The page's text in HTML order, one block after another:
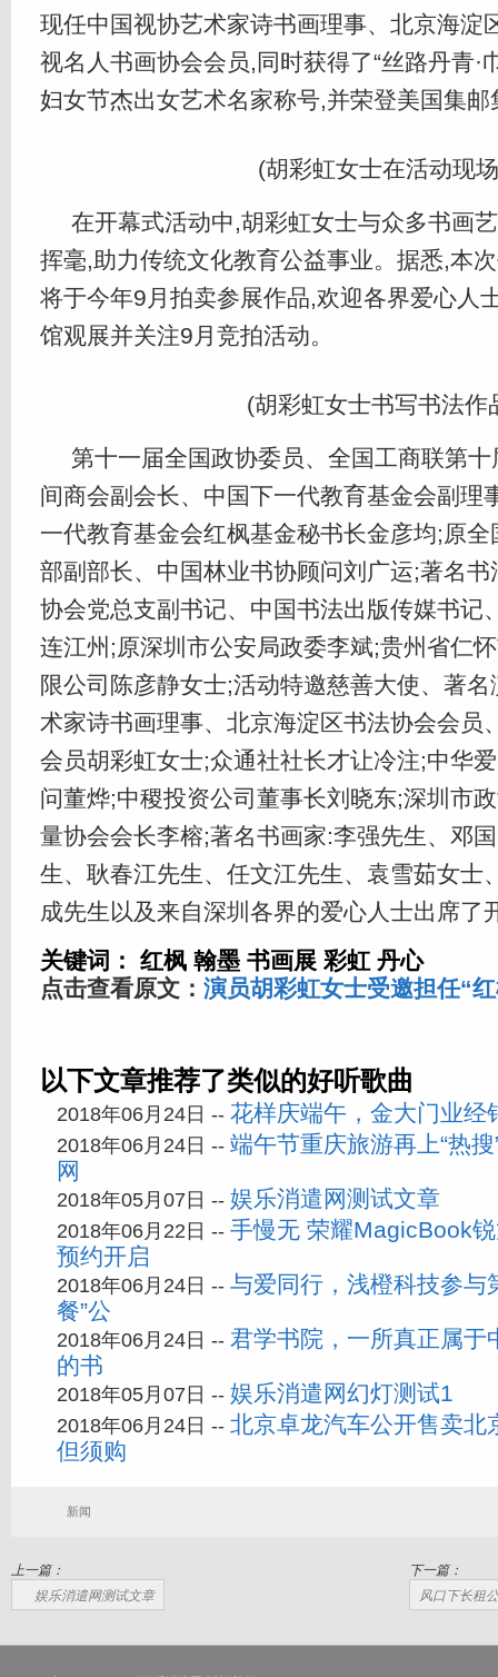
现任中国视协艺术家诗书画理事、北京海淀
视名人书画协会会员,同时获得了“丝路丹青·
妇女节杰出女艺术名家称号,并荣登美国集
(胡彩虹女士在活动现
在开幕式活动中,胡彩虹女士与众多书画
挥毫,助力传统文化教育公益事业。据悉,本
将于今年9月拍卖参展作品,欢迎各界爱心人
馆观展并关注9月竞拍活动。
(胡彩虹女士书写书法作
第十一届全国政协委员、全国工商联第
间商会副会长、中国下一代教育基金会副理
一代教育基金会红枫基金秘书长金彦均;原
部副部长、中国林业书协顾问刘广运;著名
协会党总支副书记、中国书法出版传媒书记
连江州;原深圳市公安局政委李斌;贵州省仁
限公司陈彦静女士;活动特邀慈善大使、著
术家诗书画理事、北京海淀区书法协会会员
会员胡彩虹女士;众通社社长才让冷注;中华
问董烨;中稷投资公司董事长刘晓东;深圳市
量协会会长李榕;著名书画家:李强先生、邓
生、耿春江先生、任文江先生、袁雪茹女士
成先生以及来自深圳各界的爱心人士出席了
关键词：
红枫 翰墨 书画展 彩虹 丹心
点击查看原文： 演员胡彩虹女士受邀担任“
以下文章推荐了类似的好听歌曲
2018年06月24日 -- 花样庆端午，金大门业经
2018年06月24日 -- 端午节重庆旅游再上“热
网
2018年05月07日 -- 娱乐消遣网测试文章
2018年06月22日 -- 手慢无 荣耀MagicBook
预约开启
2018年06月24日 -- 与爱同行，浅橙科技参与
餐”公
2018年06月24日 -- 君学书院，一所真正属于
的书
2018年05月07日 -- 娱乐消遣网幻灯测试1
2018年06月24日 -- 北京卓龙汽车公开售卖北
但须购
新闻
上一篇：
娱乐消遣网测试文章
下一篇：
风口下长租